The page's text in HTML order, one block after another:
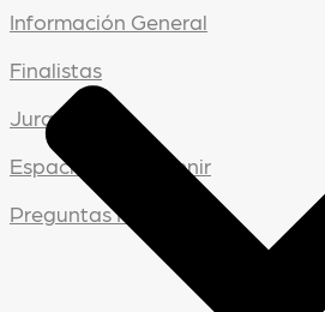
Información General
Finalistas
Jurado
Espacios a intervenir
Preguntas frecuentes